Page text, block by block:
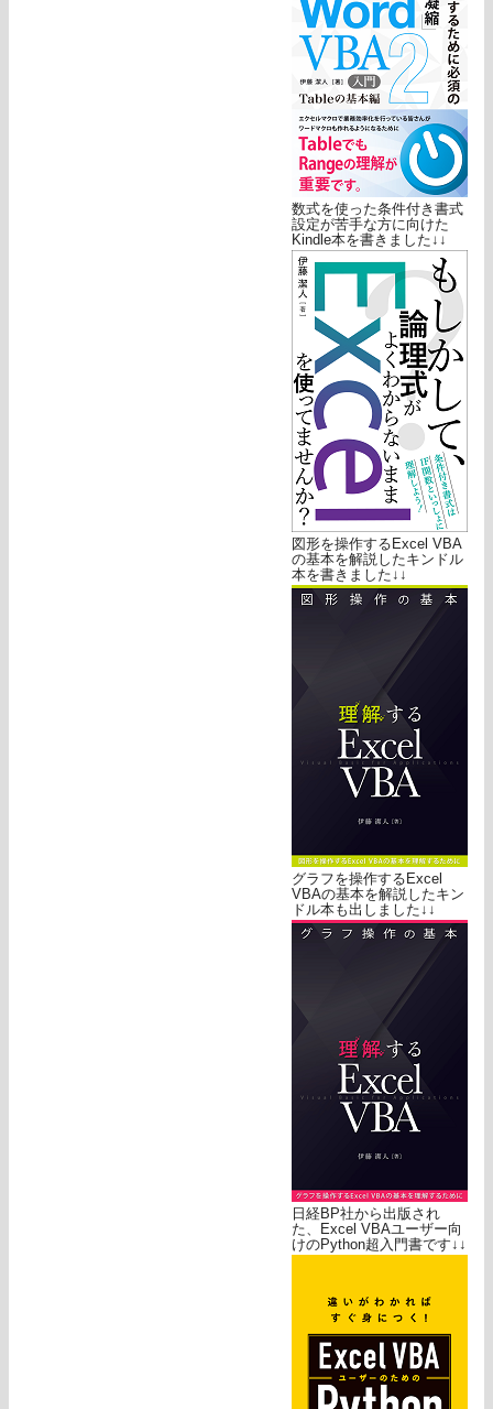
数式を使った条件付き書式
設定が苦手な方に向けた
Kindle本を書きました↓↓
図形を操作するExcel VBA
の基本を解説したキンドル
本を書きました↓↓
グラフを操作するExcel
VBAの基本を解説したキン
ドル本も出しました↓↓
日経BP社から出版され
た、Excel VBAユーザー向
けのPython超入門書です↓↓